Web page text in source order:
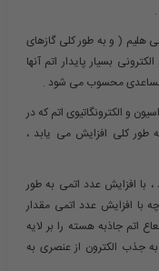
هلیم ( و به طور کلی گازهای
بسیار پایدار اتم آنها
محسوب می شود .
و الکترونگاتیوی اتم که در
طور کلی افزایش می یابد ،
با افزایش عدد اتمی به طور
با افزایش عدد اتمی مقدار
اتم جاذبه هسته را بر لایه
جذب الکترون از عنصری به